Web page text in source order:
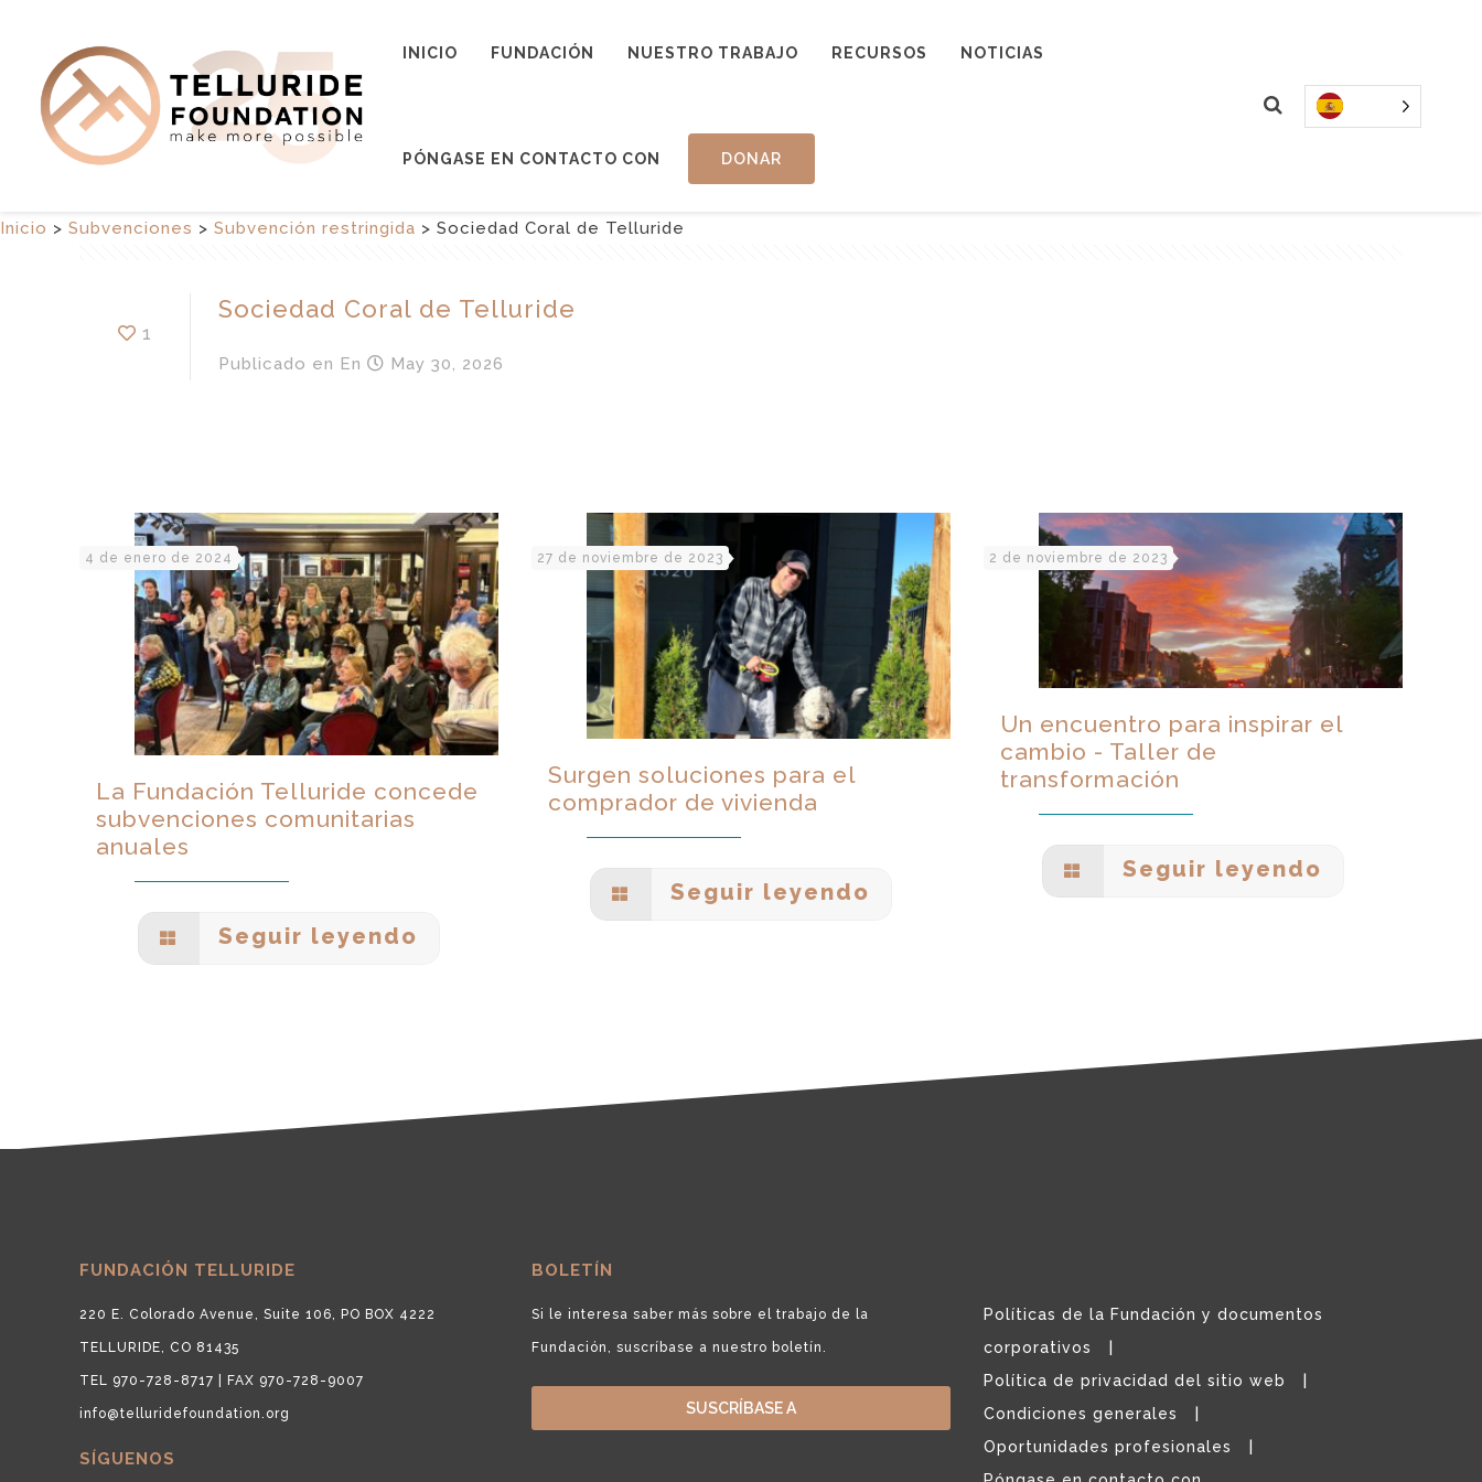
INICIO FUNDACIÓN NUESTRO TRABAJO RECURSOS NOTICIAS
PÓNGASE EN CONTACTO CON DONAR
Inicio > Subvenciones > Subvención restringida > Sociedad Coral de Telluride
1
Sociedad Coral de Telluride
Publicado en En May 30, 2026
4 de enero de 2024
La Fundación Telluride concede
subvenciones comunitarias
anuales
Seguir leyendo
27 de noviembre de 2023
Surgen soluciones para el
comprador de vivienda
Seguir leyendo
2 de noviembre de 2023
Un encuentro para inspirar el
cambio - Taller de
transformación
Seguir leyendo
FUNDACIÓN TELLURIDE
220 E. Colorado Avenue, Suite 106, PO BOX 4222
TELLURIDE, CO 81435
TEL 970-728-8717 | FAX 970-728-9007
info@telluridefoundation.org
SÍGUENOS
BOLETÍN
Si le interesa saber más sobre el trabajo de la
Fundación, suscríbase a nuestro boletín.
SUSCRÍBASE A
Políticas de la Fundación y documentos
corporativos
Política de privacidad del sitio web
Condiciones generales
Oportunidades profesionales